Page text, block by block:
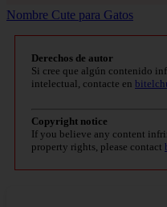
Nombre Cute para Gatos
Derechos de autor
Si cree que algún contenido
intelectual, contacte en
Copyright notice
If you believe any content
property rights, please contact